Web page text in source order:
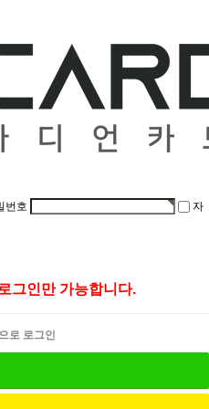
번호
자
그인만 가능합니다.
로 로그인